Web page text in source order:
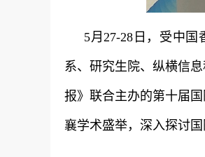
5月27-28日，受中
系、研究生院、纵横信
报》联合主办的第十届
襄学术盛举，深入探讨